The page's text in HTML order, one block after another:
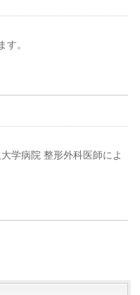
す。
学病院 整形外科医師によ